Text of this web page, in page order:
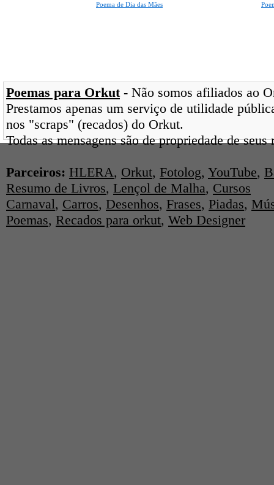
Poema de Dia das Mães
Poemas para Orkut- Não somos afiliados ao
Prestamos apenas um serviço de utilidade
nos "scraps" (recados) do Orkut.
Todas as mensagens são de propriedade de
Parceiros: HLERA, Orkut, Fotolog, YouTube,
Resumo de Livros, Lençol de Malha, Cursos
Carnaval, Carros, Desenhos, Frases, Piadas,
Poemas, Recados para orkut, Web Designer